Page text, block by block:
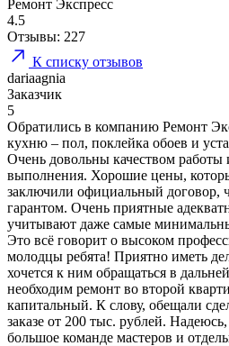
Ремонт Экспресс
4.5
Отзывы: 227
К списку отзывов
dariaagnia
Заказчик
5
Обратились в компанию Ремонт
кухню – пол, поклейка обоев и
Очень довольны качеством работы
выполнения. Хорошие цены,
заключили официальный договор,
гарантом. Очень приятные
учитывают даже самые
Это всё говорит о высоком
молодцы ребята! Приятно иметь
хочется к ним обращаться в
необходим ремонт во второй
капитальный. К слову, обещали
заказе от 200 тыс. рублей.
большое команде мастеров и